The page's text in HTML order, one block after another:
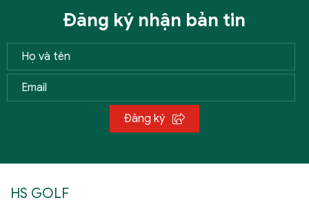
Đăng ký nhận bản tin
Đăng ký
HS GOLF